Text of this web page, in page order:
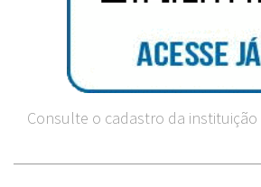
Consulte o cadastro da instituição